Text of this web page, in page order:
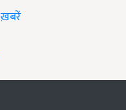
ख़बरें